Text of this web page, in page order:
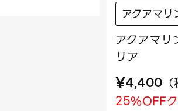
アクアマ
アクアマ
リア
¥4,400 （
25%OFF